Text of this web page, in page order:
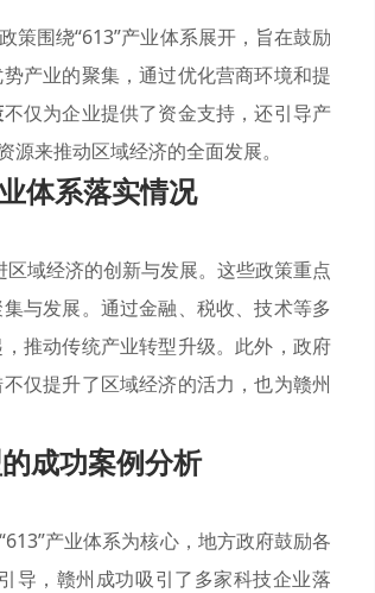
策围绕“613”产业体系展开，旨在鼓励
产业的聚集，通过优化营商环境和提
不仅为企业提供了资金支持，还引导产
来推动区域经济的全面发展。
体系落实情况
区域经济的创新与发展。这些政策重点
与发展。通过金融、税收、技术等多
推动传统产业转型升级。此外，政府
仅提升了区域经济的活力，也为赣州
成功案例分析
产业体系为核心，地方政府鼓励各
导，赣州成功吸引了多家科技企业落